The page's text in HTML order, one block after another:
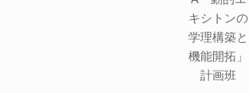
キシトンの
学理構築と
機能開拓」
計画班